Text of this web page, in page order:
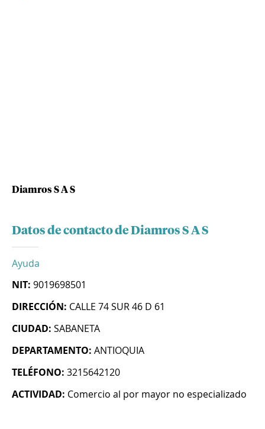
Diamros S A S
Datos de contacto de Diamros S A S
Ayuda
NIT: 9019698501
DIRECCIÓN: CALLE 74 SUR 46 D 61
CIUDAD: SABANETA
DEPARTAMENTO: ANTIOQUIA
TELÉFONO: 3215642120
ACTIVIDAD: Comercio al por mayor no especializado